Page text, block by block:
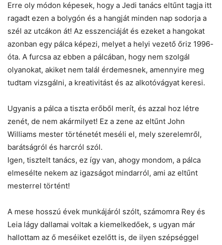
Erre oly módon képesek, hogy a Jedi tanács eltűnt tagja itt
ragadt ezen a bolygón és a hangját minden nap sodorja a
szél az utcákon át! Az esszenciáját és ezeket a hangokat
azonban egy pálca képezi, melyet a helyi vezető őriz 1996-
óta. A furcsa az ebben a pálcában, hogy nem szolgál
olyanokat, akiket nem talál érdemesnek, amennyire meg
tudtam vizsgálni, a kreativitást és az alkotóvágyat keresi.
Ugyanis a pálca a tiszta erőből merít, és azzal hoz létre
zenét, de nem akármilyet! Ez a zene az eltűnt John
Williams mester történetét meséli el, mely szerelemről,
barátságról és harcról szól.
Igen, tisztelt tanács, ez így van, ahogy mondom, a pálca
elmesélte nekem az igazságot mindarról, ami az eltűnt
mesterrel történt!
A mese hosszú évek munkájáról szólt, számomra Rey és
Leia lágy dallamai voltak a kiemelkedőek, s ugyan már
hallottam az ő meséiket ezelőtt is, de ilyen szépséggel